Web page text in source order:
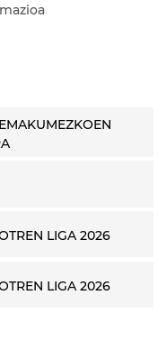
LIGA 2026
LIGA 2026